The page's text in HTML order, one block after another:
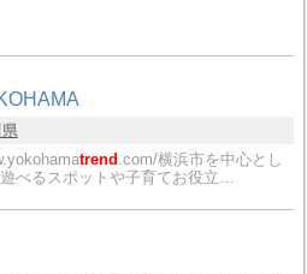
trend .com/横浜市を中心とし
べるスポットや子育てお役立…